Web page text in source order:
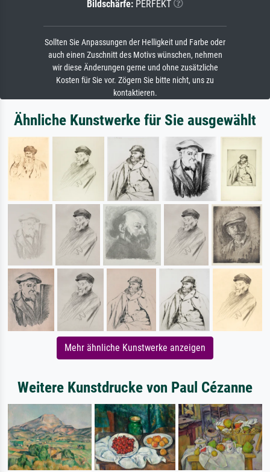
Bildschärfe: PERFEKT
Sollten Sie Anpassungen der Helligkeit und Farbe oder
auch einen Zuschnitt des Motivs wünschen, nehmen
wir diese Änderungen gerne und ohne zusätzliche
Kosten für Sie vor. Zögern Sie bitte nicht, uns zu
kontaktieren.
Ähnliche Kunstwerke für Sie ausgewählt
Mehr ähnliche Kunstwerke anzeigen
Weitere Kunstdrucke von Paul Cézanne